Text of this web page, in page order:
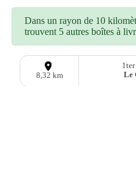
Dans un rayon de 10
trouvent 5 autres boîtes à
8,32 km
Le